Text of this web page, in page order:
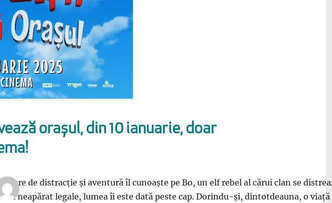
orașul, din 10 ianuarie, doar
de distracție și aventură îl cunoaște pe Bo, un elf rebel al cărui clan se
nu neapărat legale, lumea îi este dată peste cap. Dorindu-și, dintotdeauna, o